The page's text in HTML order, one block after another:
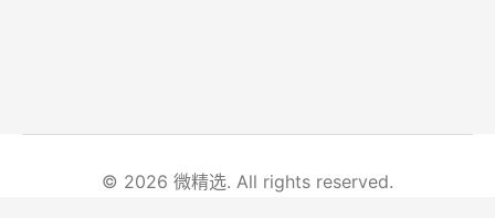
© 2026 微精选. All rights reserved.